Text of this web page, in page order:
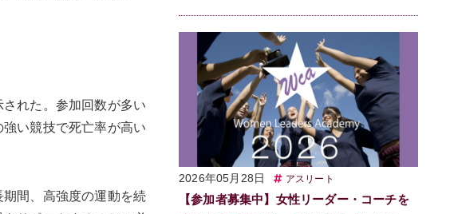
れた。参加回数が多い
い競技で死亡率が高い
間、高強度の運動を続
2026年05月28日 アスリート
【参加者募集中】女性リーダー・コーチを